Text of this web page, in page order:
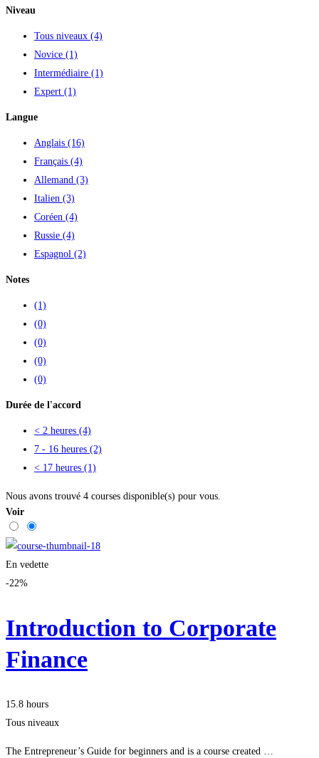
Niveau
Tous niveaux (4)
Novice (1)
Intermédiaire (1)
Expert (1)
Langue
Anglais (16)
Français (4)
Allemand (3)
Italien (3)
Coréen (4)
Russie (4)
Espagnol (2)
Notes
(1)
(0)
(0)
(0)
(0)
Durée de l'accord
< 2 heures (4)
7 - 16 heures (2)
< 17 heures (1)
Nous avons trouvé 4 courses disponible(s) pour vous.
Voir
En vedette
-22%
Introduction to Corporate
Finance
15.8 hours
Tous niveaux
The Entrepreneur’s Guide for beginners and is a course created …